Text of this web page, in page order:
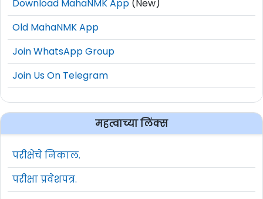
Download MahaNMK App (New)
Old MahaNMK App
Join WhatsApp Group
Join Us On Telegram
महत्वाच्या लिंक्स
परीक्षेचे निकाल.
परीक्षा प्रवेशपत्र.